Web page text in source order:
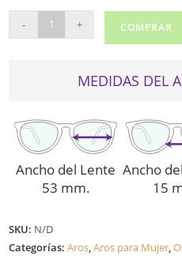
MYSTIQUE
5049
- + COMPRAR
MEDIDAS DEL
Ancho del Lente
53 mm.
Ancho
15
SKU: N/D
Categorías:Aros,Aros para Mujer,